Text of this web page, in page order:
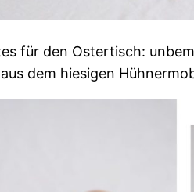
für den Ostertisch:
dem hiesigen